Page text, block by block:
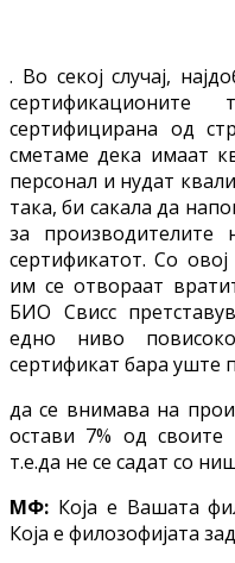
. Во секој случај,
сертифицирана од
сметаме дека имаат
персонал и нудат
така, би сакала да
за
сертификатот. Со
им се отвораат
БИО Свисс
едно ниво
сертификат бара уште
да се внимава на
остави 7% од своите
т.е.да не се садат со
МФ: Која е Вашата
Која е филозофијата